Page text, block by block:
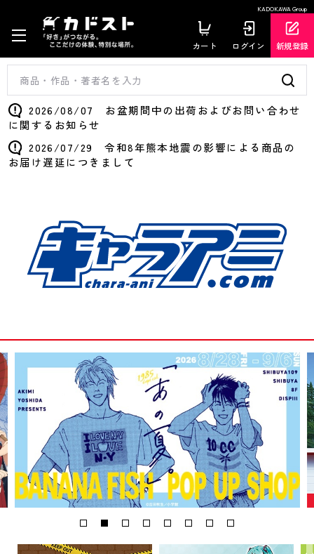
KADOKAWA Group
カート ログイン 新規登録
2026/08/07 お盆期間中の出荷およびお問い合わせ
に関するお知らせ
2026/07/29 令和8年熊本地震の影響による商品の
お届け遅延につきまして